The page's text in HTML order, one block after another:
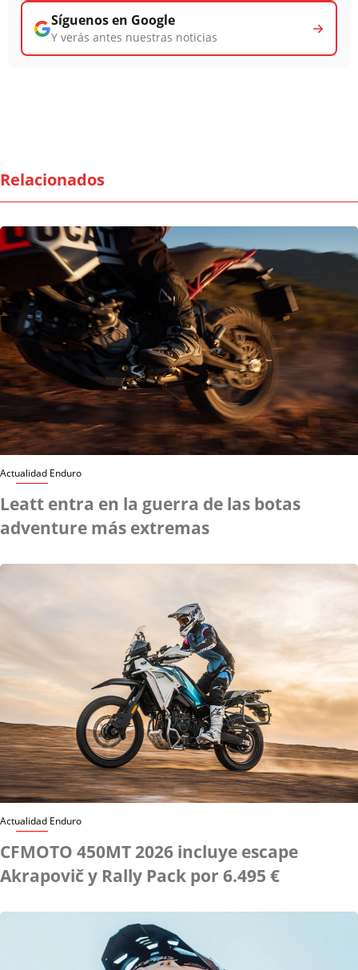
Síguenos en Google
Y verás antes nuestras noticias
Relacionados
Actualidad Enduro
Leatt entra en la guerra de las botas
adventure más extremas
Actualidad Enduro
CFMOTO 450MT 2026 incluye escape
Akrapovič y Rally Pack por 6.495 €